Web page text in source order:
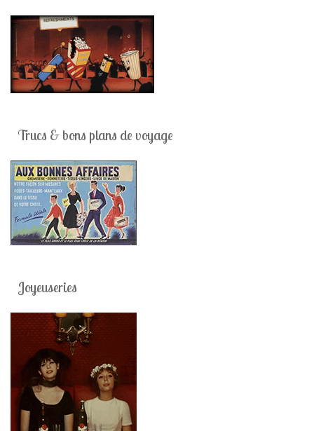
Trucs & bons plans de voyage
Joyeuseries